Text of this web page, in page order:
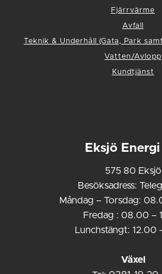
Fjärrvärme
Avfall
Teknik & Underhåll (Gata, Park
Vatten/Avlopp
Kundtjänst
Eksjö
575 80 Eksjö
Besöksadress:
Måndag – Torsdag:
Fredag : 08.00 –
Lunchstängt: 12.00
Växel